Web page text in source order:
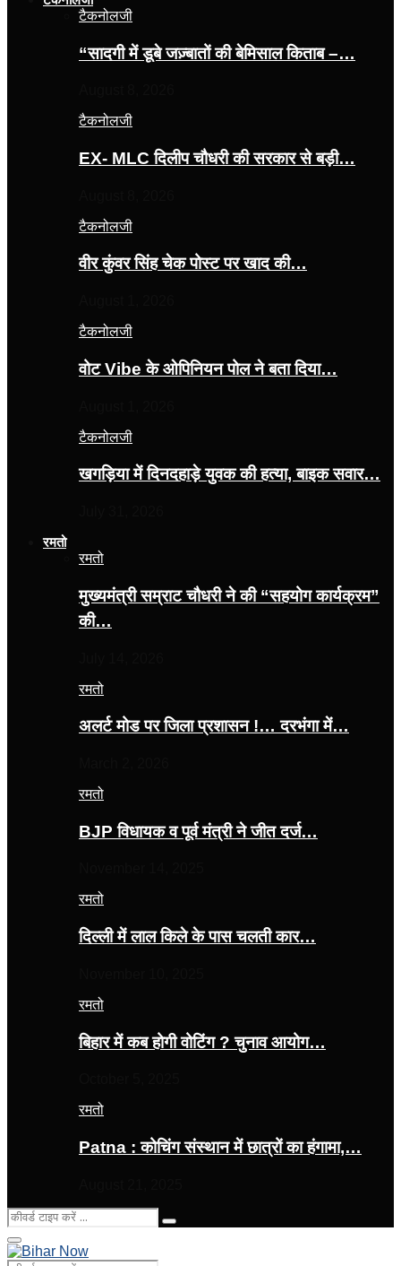
टैकनोलजी
“सादगी में डूबे जज़्बातों की बेमिसाल किताब –…
टैकनोलजी
EX- MLC दिलीप चौधरी की सरकार से बड़ी…
टैकनोलजी
वीर कुंवर सिंह चेक पोस्ट पर खाद की…
टैकनोलजी
वोट Vibe के ओपिनियन पोल ने बता दिया…
टैकनोलजी
खगड़िया में दिनदहाड़े युवक की हत्या, बाइक सवार…
रमतो
रमतो
मुख्यमंत्री सम्राट चौधरी ने की “सहयोग कार्यक्रम”
की…
रमतो
अलर्ट मोड पर जिला प्रशासन !… दरभंगा में…
रमतो
BJP विधायक व पूर्व मंत्री ने जीत दर्ज…
रमतो
दिल्ली में लाल किले के पास चलती कार…
रमतो
बिहार में कब होगी वोटिंग ? चुनाव आयोग…
रमतो
Patna : कोचिंग संस्थान में छात्रों का हंगामा,…
Search
for:
Search
Primary
Menu